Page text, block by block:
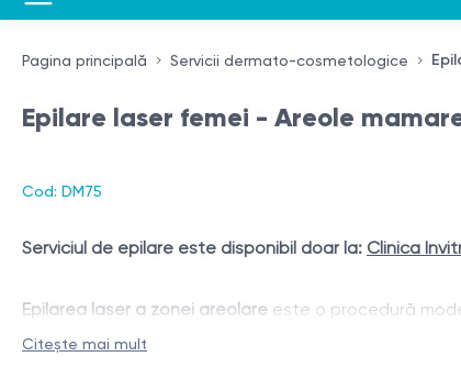
Pagina principală Servicii dermato-cosmetologice
Epilare laser femei - Areole
Cod: DM75
Serviciul de epilare este disponibil doar la: Clinica
Epilarea laser a zonei areolare este o procedură
Alexandrite DEKA Again Pro Plus (755 nm) și
Zona areolară este considerată sensibilă și
Citește mai mult